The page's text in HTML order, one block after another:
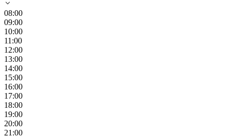
08:00
09:00
10:00
11:00
12:00
13:00
14:00
15:00
16:00
17:00
18:00
19:00
20:00
21:00